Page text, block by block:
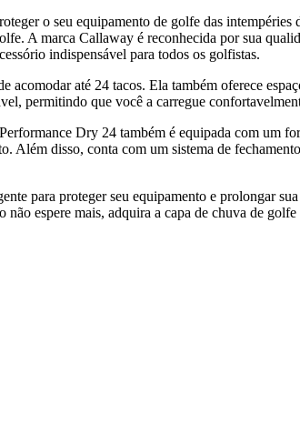
o seu equipamento de golfe das
A marca Callaway é reconhecida por sua
indispensável para todos os golfistas.
acomodar até 24 tacos. Ela também oferece
permitindo que você a carregue
Dry 24 também é equipada com um
Além disso, conta com um sistema de
para proteger seu equipamento e prolongar
espere mais, adquira a capa de chuva de